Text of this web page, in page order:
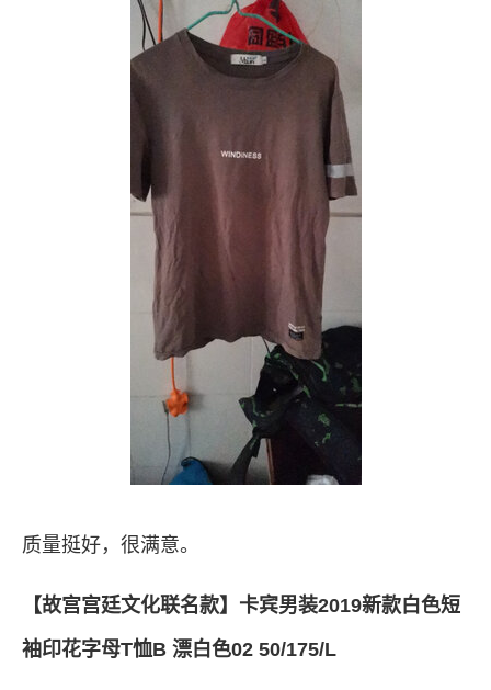
质量挺好，很满意。
【故宫宫廷文化联名款】卡宾男装2019新款白色短
袖印花字母T恤B 漂白色02 50/175/L